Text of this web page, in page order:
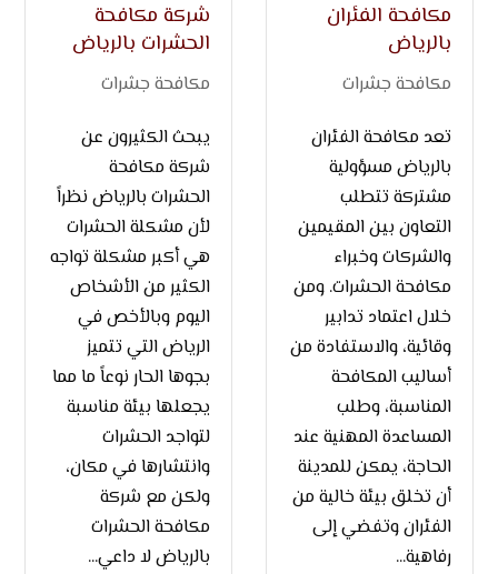
مكافحة الفئران
بالرياض
مكافحة جشرات
تعد مكافحة الفئران
بالرياض مسؤولية
مشتركة تتطلب
التعاون بين المقيمين
والشركات وخبراء
مكافحة الحشرات. ومن
خلال اعتماد تدابير
وقائية، والاستفادة من
أساليب المكافحة
المناسبة، وطلب
المساعدة المهنية عند
الحاجة، يمكن للمدينة
أن تخلق بيئة خالية من
الفئران وتفضي إلى
رفاهية...
شركة مكافحة
الحشرات بالرياض
مكافحة جشرات
يبحث الكثيرون عن
شركة مكافحة
الحشرات بالرياض نظراً
لأن مشكلة الحشرات
هي أكبر مشكلة تواجه
الكثير من الأشخاص
اليوم وبالأخص في
الرياض التي تتميز
بجوها الحار نوعاً ما مما
يجعلها بيئة مناسبة
لتواجد الحشرات
وانتشارها في مكان،
ولكن مع شركة
مكافحة الحشرات
بالرياض لا داعي...